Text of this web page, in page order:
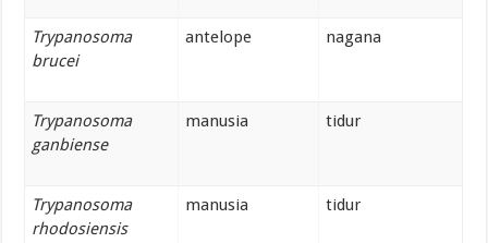
Trypanosoma
brucei
antelope nagana
Trypanosoma
ganbiense
manusia tidur
Trypanosoma
rhodosiensis
manusia tidur